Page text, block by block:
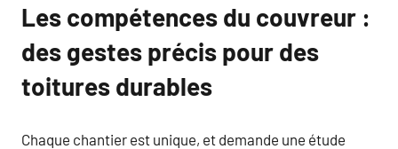
Les compétences du couvreur :
des gestes précis pour des
toitures durables
Chaque chantier est unique, et demande une étude